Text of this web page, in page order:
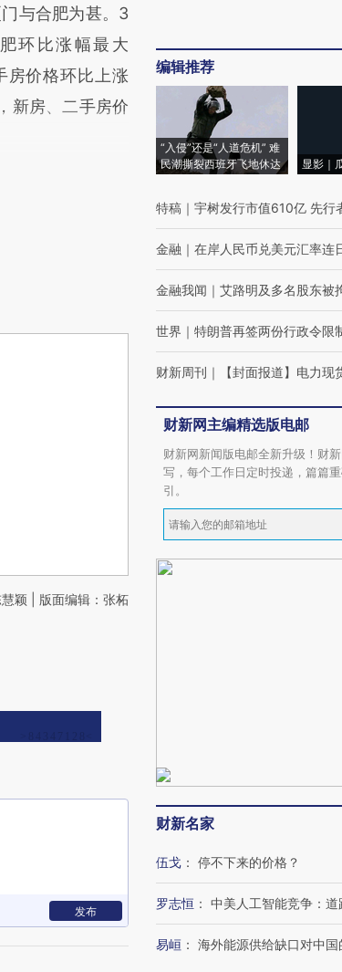
与合肥为甚。3
环比涨幅最大
房价格环比上涨
新房、二手房价
颖 | 版面编辑：张柘
发布
编辑推荐
“入侵”还是“人道危机” 难
民潮撕裂西班牙飞地休达
显影｜
特稿 ｜ 宇树发行市值610亿 先行
金融 ｜ 在岸人民币兑美元汇率连
金融我闻 ｜ 艾路明及多名股东被
世界 ｜ 特朗普再签两份行政令限
财新周刊 ｜ 【封面报道】电力
财新网主编精选版电邮
财新网新闻版电邮全新升级！财
写，每个工作日定时投递，篇篇
引。
财新名家
伍戈 ： 停不下来的价格？
罗志恒 ： 中美人工智能竞争：
易峘 ： 海外能源供给缺口对中国